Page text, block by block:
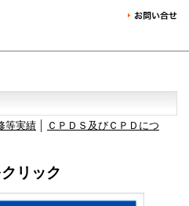
等実績
ＣＰＤＳ及びＣＰＤにつ
リック